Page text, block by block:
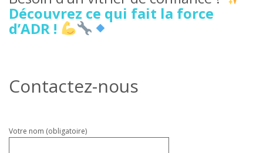
Découvrez ce qui fait la force
d’ADR !
Contactez-nous
Veuillez
Votre nom (obligatoire)